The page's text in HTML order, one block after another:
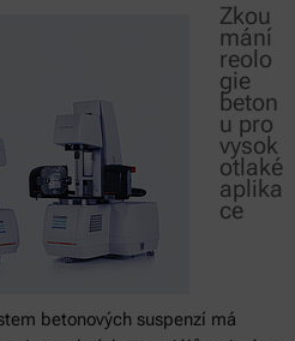
Zkou
mání
reolo
gie
beton
u pro
vysok
otlaké
aplika
ce
betonových suspenzí má